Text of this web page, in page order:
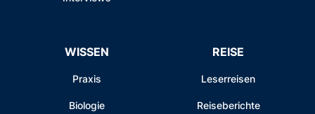
WISSEN
Praxis
Biologie
REISE
Leserreisen
Reiseberichte